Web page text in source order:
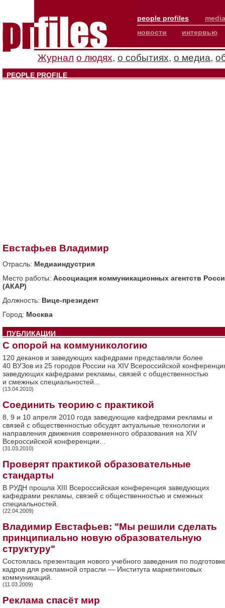
people profiles
новости
интервью
Журнал о людях, о событиях, о медиа,
PEOPLE PROFILE
Евстафьев Владимир
Отрасль: Медиаиндустрия
Место работы: Ассоциация коммуникационных агентств
(АКАР)
Должность: Вице-президент
Город: Москва
ПУБЛИКАЦИИ
C опорой на коммуникологию
120 деканов и заведующих кафедрами представляли более
40 ВУЗов из 25 городов России на XIV Всероссийской
заведующих кафедрами рекламы, связей с общественностью
и смежных специальностей...
(13.04.2010)
Соединить теорию с практикой
8, 9 и 10 апреля 2010 года заведующие кафедрами рекламы и
связей с общественностью обсудят актуальные технологии и
направления движения современного образования на XIV
Всероссийской конференции...
(31.03.2010)
Проверят практикой образовательные
стандарты
В РУДН прошла XIII Всероссийская конференция заведующих
кафедрами рекламы, связей с общественностью и смежных
специальностей.
(22.04.2009)
Владимир Евстафьев: "Мы решили сделать
принципиально новую образовательную
структуру"
Состоялась презентация нового учебного заведения по
кадров для рекламной отрасли — Института маркетинговых
коммуникаций.
(11.03.2009)
Реклама спасёт мир